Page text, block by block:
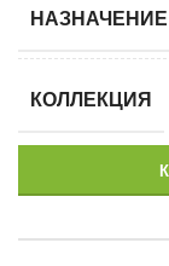
НАЗНАЧЕНИЕ
КОЛЛЕКЦИЯ